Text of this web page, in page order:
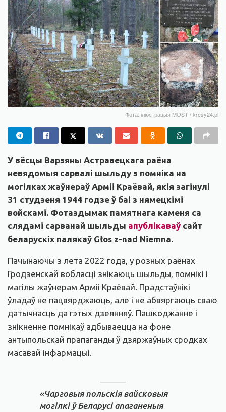
Фота: ілюстрацыя MOST / kresy24.pl
У вёсцы Варзяны Астравецкага раёна
невядомыя сарвалі шыльду з помніка на
могілках жаўнераў Арміі Краёвай, якія загінулі
31 студзеня 1944 годзе ў баі з нямецкімі
войскамі. Фотаздымак памятнага каменя са
слядамі сарванай шыльды апублікаваў сайт
беларускіх палякаў Głos z-nad Niemna.
Пачынаючы з лета 2022 года, у розных раёнах
Гродзенскай вобласці знікаюць шыльды, помнікі і
магілы жаўнерам Арміі Краёвай. Прадстаўнікі
ўладаў не пацвярджаюць, але і не абвяргаюць сваю
датычнасць да гэтых дзеянняў. Пашкоджанне і
знікненне помнікаў адбываецца на фоне
антыпольскай прапаганды ў дзяржаўных сродках
масавай інфармацыі.
«Чарговыя польскія вайсковыя
могілкі ў Беларусі апаганеныя